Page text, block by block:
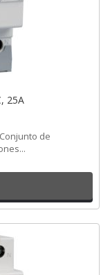
25A
de